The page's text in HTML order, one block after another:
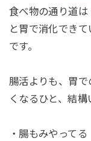
食べ物の通り道
と胃で消化でき
です。
腸活よりも、胃
くなるひと、結構
・腸もみやってる